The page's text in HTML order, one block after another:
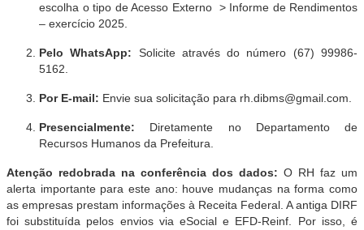
escolha o tipo de Acesso Externo > Informe de Rendimentos
– exercício 2025.
Pelo WhatsApp: Solicite através do número (67) 99986-
5162.
Por E-mail: Envie sua solicitação para rh.dibms@gmail.com.
Presencialmente: Diretamente no Departamento de
Recursos Humanos da Prefeitura.
Atenção redobrada na conferência dos dados: O RH faz um
alerta importante para este ano: houve mudanças na forma como
as empresas prestam informações à Receita Federal. A antiga DIRF
foi substituída pelos envios via eSocial e EFD-Reinf. Por isso, é